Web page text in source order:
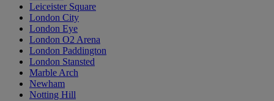
Leiceister Square
London City
London Eye
London O2 Arena
London Paddington
London Stansted
Marble Arch
Newham
Notting Hill